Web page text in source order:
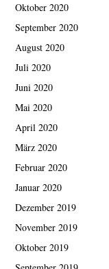
Oktober 2020
September 2020
August 2020
Juli 2020
Juni 2020
Mai 2020
April 2020
März 2020
Februar 2020
Januar 2020
Dezember 2019
November 2019
Oktober 2019